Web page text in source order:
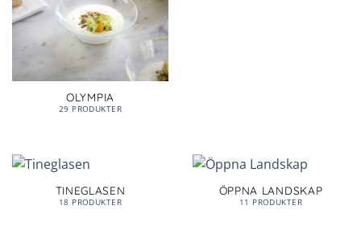
OLYMPIA
29 PRODUKTER
TINEGLASEN
18 PRODUKTER
ÖPPNA LANDSKAP
11 PRODUKTER